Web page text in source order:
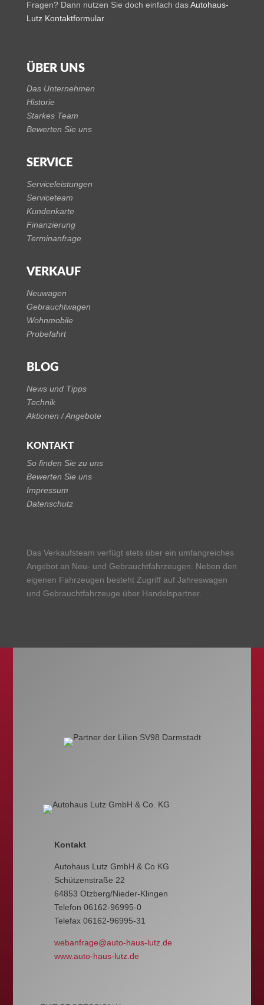
Fragen? Dann nutzen Sie doch einfach dasAutohaus-
Lutz Kontaktformular
ÜBER UNS
Das Unternehmen
Historie
Starkes Team
Bewerten Sie uns
SERVICE
Serviceleistungen
Serviceteam
Kundenkarte
Finanzierung
Terminanfrage
VERKAUF
Neuwagen
Gebrauchtwagen
Wohnmobile
Probefahrt
BLOG
News und Tipps
Technik
Aktionen / Angebote
KONTAKT
So finden Sie zu uns
Bewerten Sie uns
Impressum
Datenschutz
Das Verkaufsteam verfügt stets über ein umfangreiches
Angebot an Neu- und Gebrauchtfahrzeugen. Neben den
eigenen Fahrzeugen besteht Zugriff auf Jahreswagen
und Gebrauchtfahrzeuge über Handelspartner.
Kontakt
Autohaus Lutz GmbH & Co KG
Schützenstraße 22
64853 Otzberg/Nieder-Klingen
Telefon 06162-96995-0
Telefax 06162-96995-31
webanfrage@auto-haus-lutz.de
www.auto-haus-lutz.de